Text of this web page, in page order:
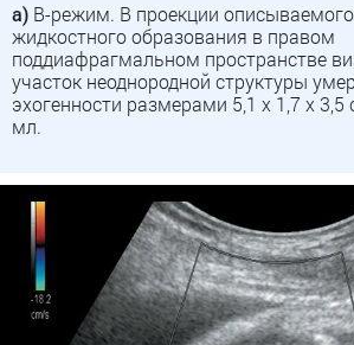
а) В-режим. В проекции
жидкостного образования в правом
поддиафрагмальном пространстве
участок неоднородной структуры
эхогенности размерами 5,1 х 1,7 х
мл.